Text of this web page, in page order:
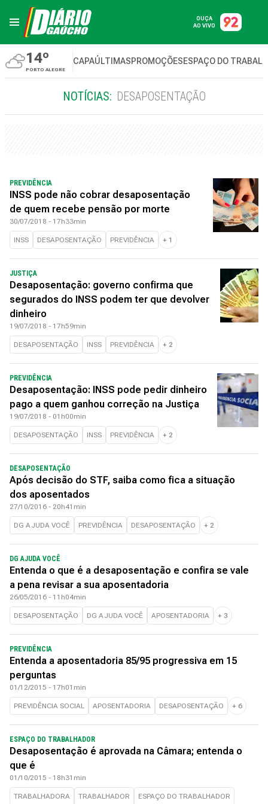
OUÇA
AO VIVO
14º
PORTO ALEGRE
CAPAÚLTIMASPROMOÇÕESESPAÇO DO
NOTÍCIAS: DESAPOSENTAÇÃO
PREVIDÊNCIA
INSS pode não cobrar desaposentação
de quem recebe pensão por morte
30/07/2018 - 17h33min
INSS DESAPOSENTAÇÃO PREVIDÊNCIA + 1
JUSTIÇA
Desaposentação: governo confirma que
segurados do INSS podem ter que devolver
dinheiro
19/07/2018 - 17h59min
DESAPOSENTAÇÃO INSS PREVIDÊNCIA + 2
PREVIDÊNCIA
Desaposentação: INSS pode pedir dinheiro
pago a quem ganhou correção na Justiça
19/07/2018 - 01h00min
DESAPOSENTAÇÃO INSS PREVIDÊNCIA + 2
DESAPOSENTAÇÃO
Após decisão do STF, saiba como fica a situação
dos aposentados
27/10/2016 - 20h41min
DG AJUDA VOCÊ PREVIDÊNCIA DESAPOSENTAÇÃO + 2
DG AJUDA VOCÊ
Entenda o que é a desaposentação e confira se vale
a pena revisar a sua aposentadoria
26/05/2016 - 11h04min
DESAPOSENTAÇÃO DG AJUDA VOCÊ APOSENTADORIA + 3
PREVIDÊNCIA
Entenda a aposentadoria 85/95 progressiva em 15
perguntas
01/12/2015 - 17h01min
PREVIDÊNCIA SOCIAL APOSENTADORIA DESAPOSENTAÇÃO + 6
ESPAÇO DO TRABALHADOR
Desaposentação é aprovada na Câmara; entenda o
que é
01/10/2015 - 18h31min
TRABALHADORA TRABALHADOR ESPAÇO DO TRABALHADOR